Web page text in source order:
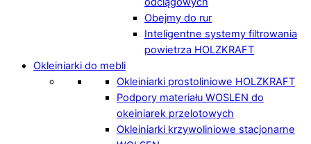
Obejmy do rur
Inteligentne systemy filtrowania
powietrza HOLZKRAFT
Okleiniarki do mebli
Okleiniarki prostoliniowe HOLZKRAFT
Podpory materiału WOSLEN do
okeiniarek przelotowych
Okleiniarki krzywoliniowe stacjonarne